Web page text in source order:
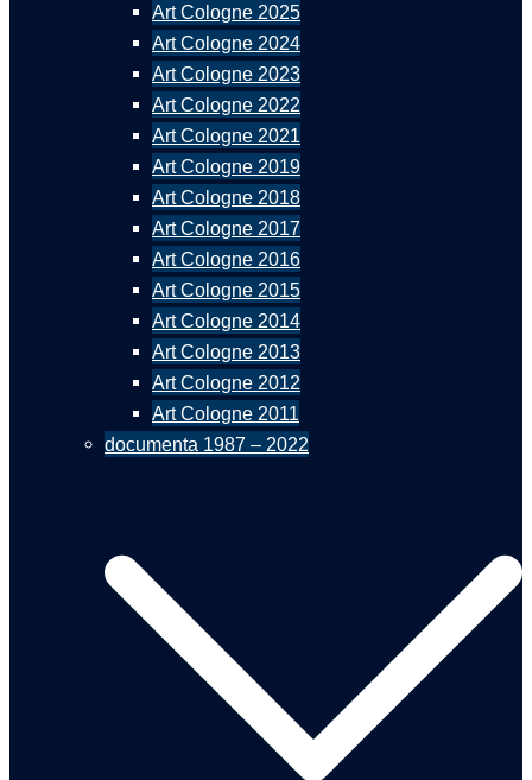
Art Cologne 2025
Art Cologne 2024
Art Cologne 2023
Art Cologne 2022
Art Cologne 2021
Art Cologne 2019
Art Cologne 2018
Art Cologne 2017
Art Cologne 2016
Art Cologne 2015
Art Cologne 2014
Art Cologne 2013
Art Cologne 2012
Art Cologne 2011
documenta 1987 – 2022